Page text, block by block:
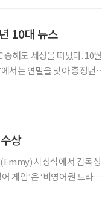
10대 뉴스
해도 세상을 떠났다. 10월
서는 연말을 맞아 중장년
상
(Emmy) 시상식에서 감독상
게임’은 ‘비영어권 드라마